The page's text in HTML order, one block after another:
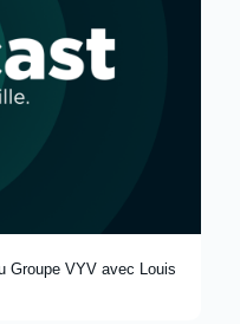
Groupe VYV avec Louis